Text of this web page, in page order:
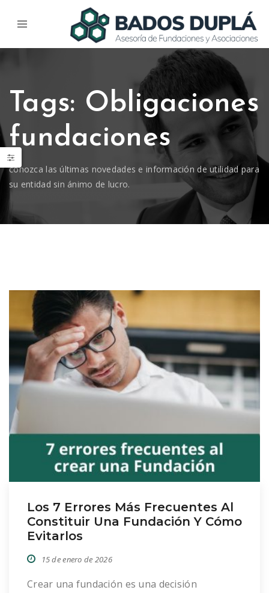
Tags: Obligaciones
fundaciones
conozca las últimas novedades e información de utilidad para
su entidad sin ánimo de lucro.
Los 7 Errores Más Frecuentes Al
Constituir Una Fundación Y Cómo
Evitarlos
15 de enero de 2026
Crear una fundación es una decisión